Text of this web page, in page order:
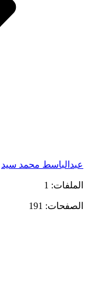
عبدالباسط محمد سيد
الملفات: 1
الصفحات: 191